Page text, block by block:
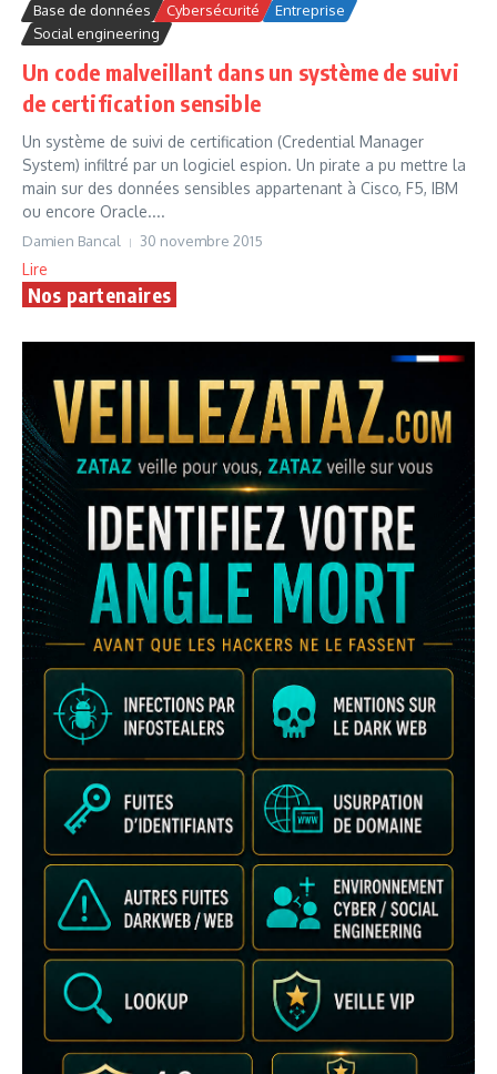
Base de données Cybersécurité
Entreprise
Social engineering
Un code malveillant dans un système de suivi
de certification sensible
Un système de suivi de certification (Credential Manager
System) infiltré par un logiciel espion. Un pirate a pu mettre la
main sur des données sensibles appartenant à Cisco, F5, IBM
ou encore Oracle....
Damien Bancal 30 novembre 2015
Lire
Nos partenaires